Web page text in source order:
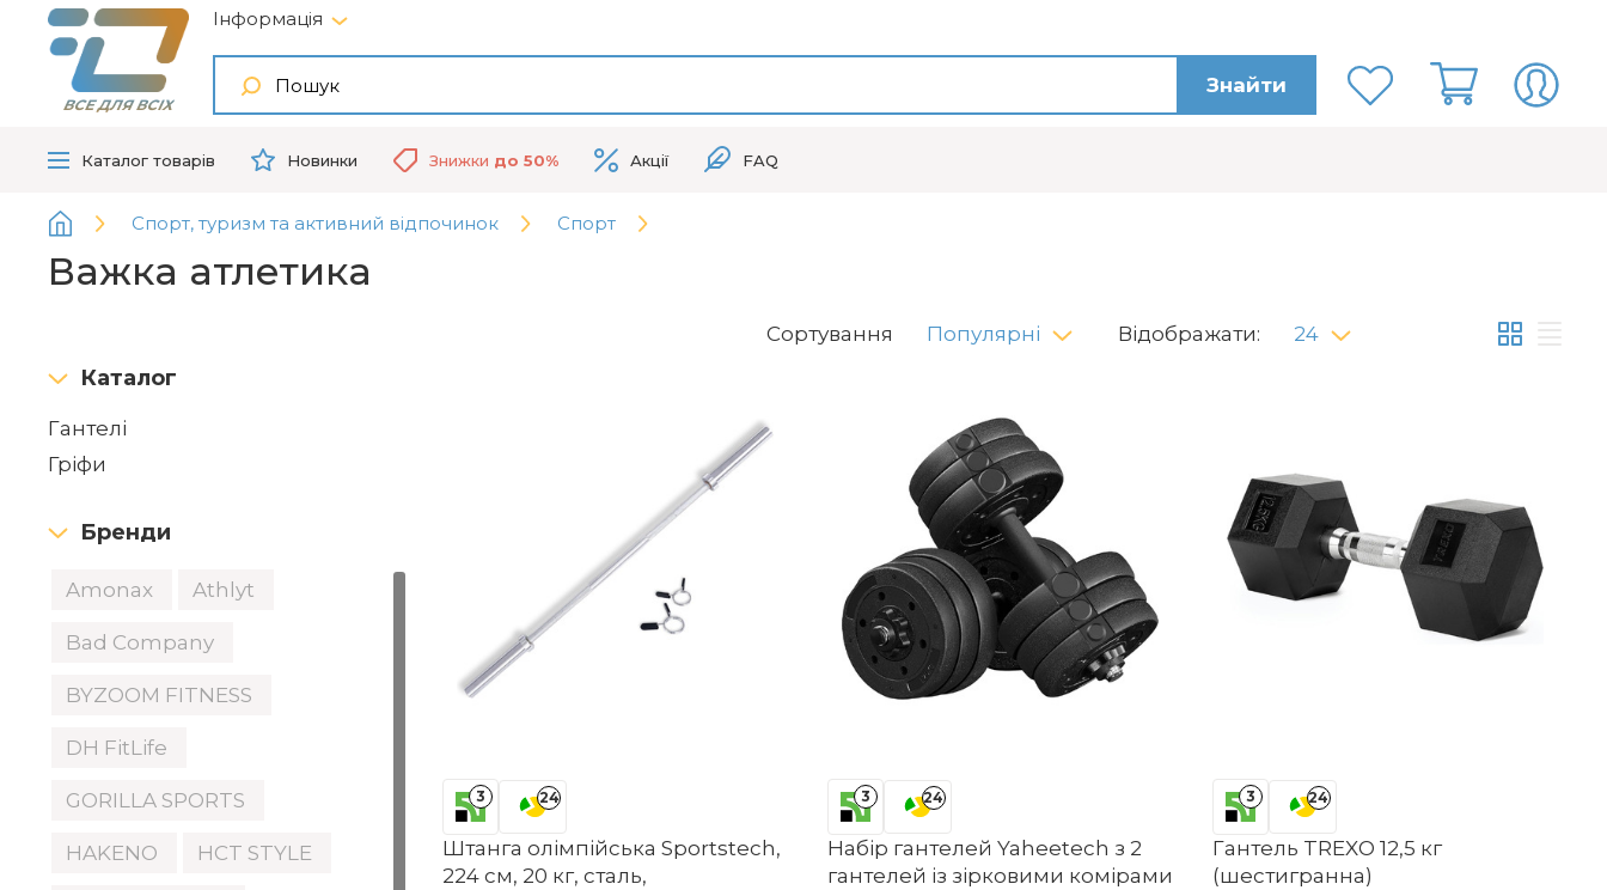
ВСЕ ДЛЯ ВСІХ
Інформація
Знайти
Каталог товарів Новинки Знижки до 50% Акції FAQ
Спорт, туризм та активний відпочинок Спорт
Важка атлетика
Каталог
Гантелі
Гріфи
Бренди
Amonax Athlyt
Bad Company
BYZOOM FITNESS
DH FitLife
GORILLA SPORTS
HAKENO HCT STYLE
Сортування Популярні Відображати: 24
3 24
Штанга олімпійська Sportstech,
224 см, 20 кг, сталь,
3 24
Набір гантелей Yaheetech з 2
гантелей із зірковими комірами
3 24
Гантель TREXO 12,5 кг
(шестигранна)